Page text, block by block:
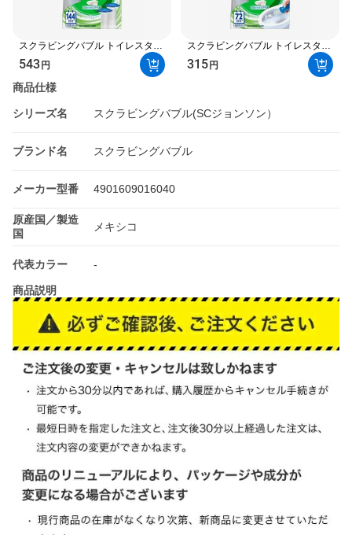
ョ
ン
選
択
スクラビングバブル トイレスタン
プ 防汚 最強抗菌 付け替え 38g×2
本入 トイレ用 掃除用品 / フレッシ
ュソープ ホワイティーシトラス ジ
ャスミン ブーケ リフレッシュシト
ト クリスピーシトラス エレガンス
543円
スクラビングバブル トイレスタン
プ 防汚 本体 38g トイレ用 掃除用
品 / ソープ ホワイティーシトラス
強抗菌クリスピーシトラス
315円
商品仕様
シリーズ名 スクラビングバブル(SCジョンソン）
ブランド名 スクラビングバブル
メーカー型番 4901609016040
原産国／製造
国
メキシコ
代表カラー -
商品説明